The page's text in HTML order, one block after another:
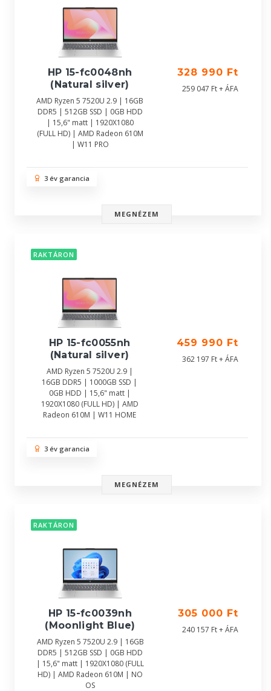
HP 15-fc0048nh
(Natural silver)
AMD Ryzen 5 7520U 2.9 | 16GB
DDR5 | 512GB SSD | 0GB HDD
| 15,6" matt | 1920X1080
(FULL HD) | AMD Radeon 610M
| W11 PRO
328 990 Ft
259 047 Ft + ÁFA
3 év garancia
MEGNÉZEM
RAKTÁRON
HP 15-fc0055nh
(Natural silver)
AMD Ryzen 5 7520U 2.9 |
16GB DDR5 | 1000GB SSD |
0GB HDD | 15,6" matt |
1920X1080 (FULL HD) | AMD
Radeon 610M | W11 HOME
459 990 Ft
362 197 Ft + ÁFA
3 év garancia
MEGNÉZEM
RAKTÁRON
HP 15-fc0039nh
(Moonlight Blue)
AMD Ryzen 5 7520U 2.9 | 16GB
DDR5 | 512GB SSD | 0GB HDD
| 15,6" matt | 1920X1080 (FULL
HD) | AMD Radeon 610M | NO
OS
305 000 Ft
240 157 Ft + ÁFA